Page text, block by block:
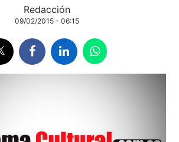
Redacción
09/02/2015 - 06:15